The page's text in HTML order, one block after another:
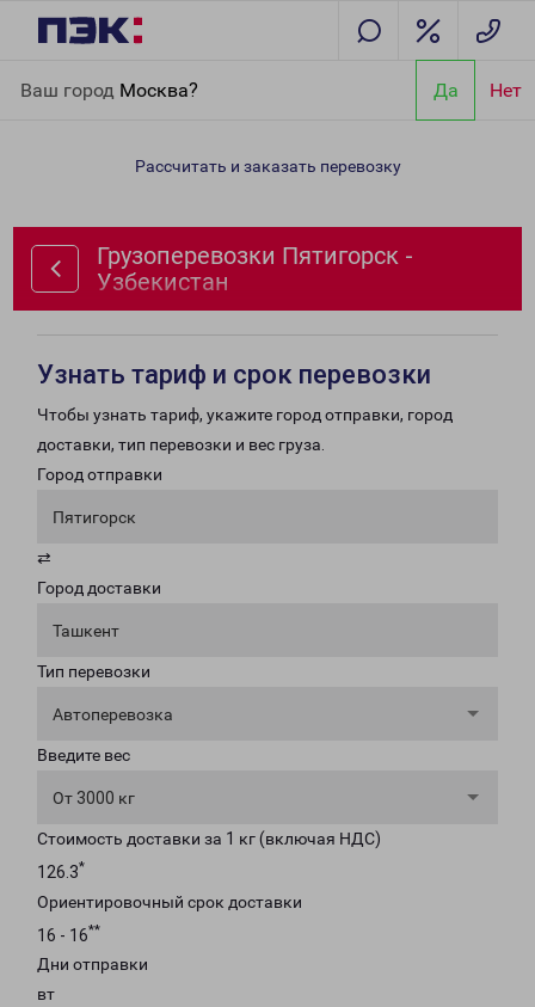
Ваш город Москва? Да Нет
Узбекистан
Рассчитать и заказать перевозку
Грузоперевозки Пятигорск -
Узбекистан
Узнать тариф и срок перевозки
Чтобы узнать тариф, укажите город отправки, город
доставки, тип перевозки и вес груза.
Город отправки
Пятигорск
⇄
Город доставки
Ташкент
Тип перевозки
Автоперевозка
Введите вес
От 3000 кг
Стоимость доставки за 1 кг (включая НДС)
126.3*
Ориентировочный срок доставки
16 - 16**
Дни отправки
вт